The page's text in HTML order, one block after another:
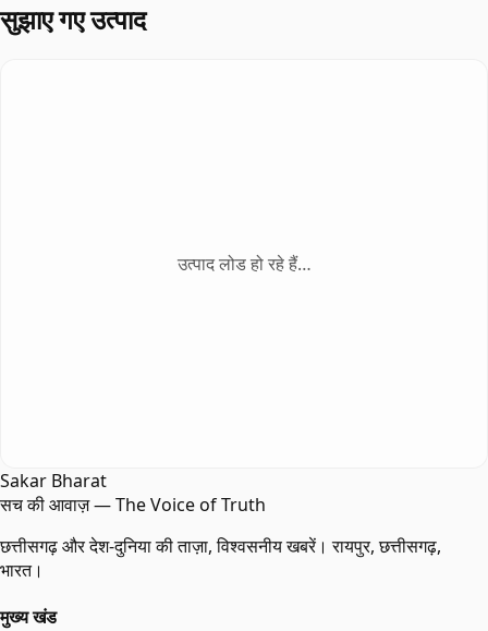
सुझाए गए उत्पाद
उत्पाद लोड हो रहे हैं…
Sakar Bharat
सच की आवाज़ — The Voice of Truth
छत्तीसगढ़ और देश-दुनिया की ताज़ा, विश्वसनीय खबरें। रायपुर, छत्तीसगढ़,
भारत।
मुख्य खंड